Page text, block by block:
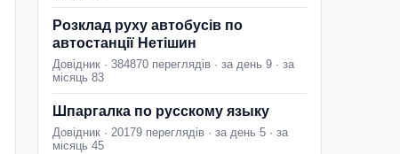
Розклад руху автобусів по
автостанції Нетішин
Довідник · 384870 переглядів · за день 9 · за
місяць 83
Шпаргалка по русскому языку
Довідник · 20179 переглядів · за день 5 · за
місяць 45